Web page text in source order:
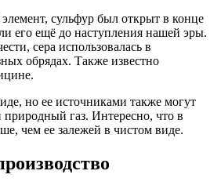
сульфур был открыт в конце
его ещё до наступления нашей эры.
сера использовалась в
обрядах. Также известно
но ее источниками также могут
природный газ. Интересно, что в
чем ее залежей в чистом виде.